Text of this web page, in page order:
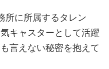
所に所属するタレン
キャスターとして活躍
言えない秘密を抱えて